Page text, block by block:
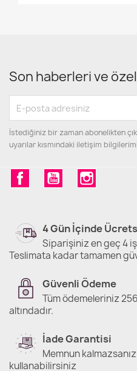
Son haberleri ve
İstediğiniz bir zaman abonelikten
uyarılar kısmındaki iletişim
FacebookYouTube
4 Gün İçinde
Siparişiniz en geç 4
Teslimata kadar tamamen
Güvenli Ödeme
Tüm ödemeleriniz
altındadır.
İade Garantisi
Memnun
kullanabilirsiniz